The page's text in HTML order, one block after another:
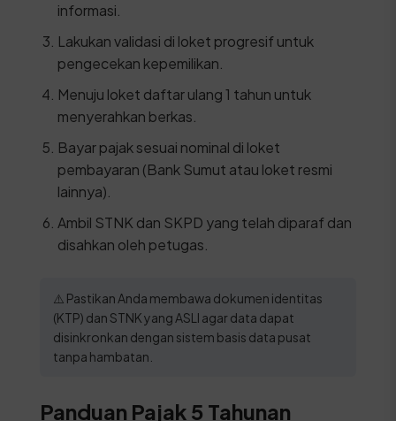
informasi.
Lakukan validasi di loket progresif untuk
pengecekan kepemilikan.
Menuju loket daftar ulang 1 tahun untuk
menyerahkan berkas.
Bayar pajak sesuai nominal di loket
pembayaran (Bank Sumut atau loket resmi
lainnya).
Ambil STNK dan SKPD yang telah diparaf dan
disahkan oleh petugas.
⚠️ Pastikan Anda membawa dokumen identitas
(KTP) dan STNK yang ASLI agar data dapat
disinkronkan dengan sistem basis data pusat
tanpa hambatan.
Panduan Pajak 5 Tahunan